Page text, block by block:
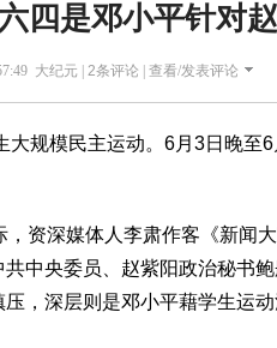
四是邓小平针对
大纪元 | 2条评论 | 查看/发表评论
规模民主运动。6月3日晚至6
深媒体人李肃作客《新闻大
中央委员、赵紫阳政治秘书
压，深层则是邓小平藉学生运